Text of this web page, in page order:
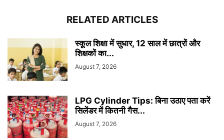
RELATED ARTICLES
स्कूल शिक्षा में सुधार, 12 साल में छात्रों और
शिक्षकों का...
August 7, 2026
LPG Cylinder Tips: बिना उठाए पता करें
सिलेंडर में कितनी गैस...
August 7, 2026